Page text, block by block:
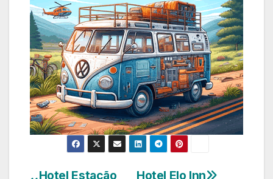
Hotel Elo Inn
Hotel Estação